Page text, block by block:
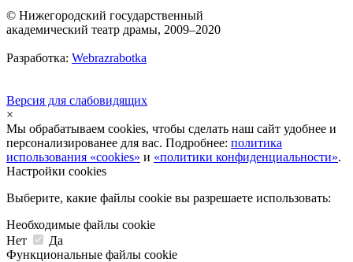
© Нижегородский государственный
академический театр драмы, 2009–2020
Разработка: Webrazrabotka
Версия для слабовидящих
×
Мы обрабатываем cookies, чтобы сделать наш сайт удобнее и
персонализированее для вас. Подробнее: политика
использования «cookies» и «политики конфиденциальности».
Настройки cookies
Выберите, какие файлы cookie вы разрешаете использовать:
Необходимые файлы cookie
Нет
Да
Функциональные файлы cookie